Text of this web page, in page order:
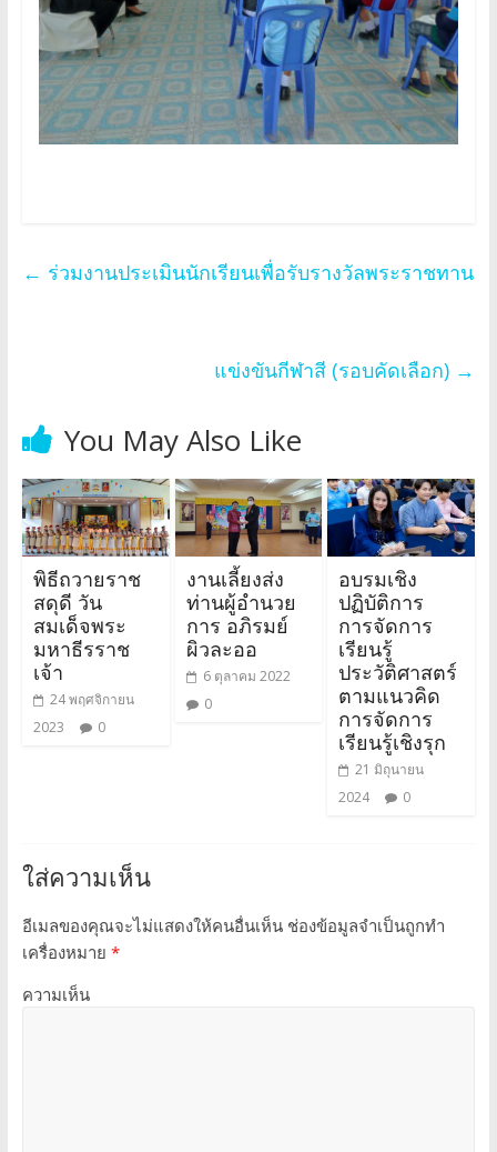
← ร่วมงานประเมินนักเรียนเพื่อรับรางวัลพระราชทาน
แข่งขันกีฬาสี (รอบคัดเลือก) →
You May Also Like
พิธีถวายราช
สดุดี วัน
สมเด็จพระ
มหาธีรราช
เจ้า
24 พฤศจิกายน
2023
0
งานเลี้ยงส่ง
ท่านผู้อำนวย
การ อภิรมย์
ผิวละออ
6 ตุลาคม 2022
0
อบรมเชิง
ปฏิบัติการ
การจัดการ
เรียนรู้
ประวัติศาสตร์
ตามแนวคิด
การจัดการ
เรียนรู้เชิงรุก
21 มิถุนายน
2024
0
ใส่ความเห็น
อีเมลของคุณจะไม่แสดงให้คนอื่นเห็นช่องข้อมูลจำเป็นถูกทำ
เครื่องหมาย *
ความเห็น